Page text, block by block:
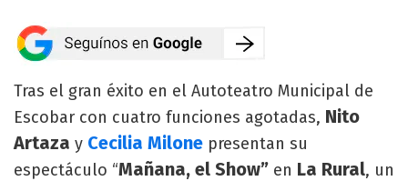
Tras el gran éxito en el Autoteatro Municipal de
Escobar con cuatro funciones agotadas, Nito
Artaza y Cecilia Milone presentan su
espectáculo “Mañana, el Show” en La Rural, un